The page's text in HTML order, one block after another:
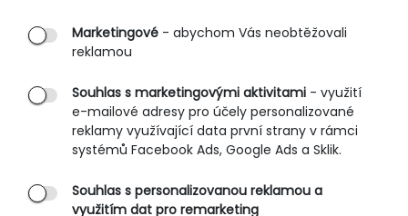
Marketingové - abychom Vás neobtěžovali
reklamou
Souhlas s marketingovými aktivitami - využití
e-mailové adresy pro účely personalizované
reklamy využívající data první strany v rámci
systémů Facebook Ads, Google Ads a Sklik.
Souhlas s personalizovanou reklamou a
využitím dat pro remarketing
PRŮVODCE NAKUPOVÁNÍM
Obchodní podmínky
Rozměrové tabulky
Způsoby doručení
Ochrana osobních údajů
SLUŽBY ZÁKAZNÍKŮM